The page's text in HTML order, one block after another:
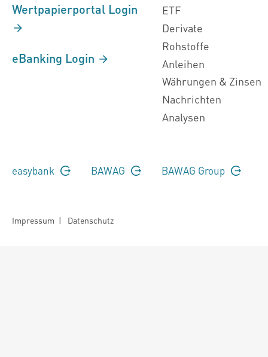
Wertpapierportal Login
eBanking Login
ETF
Derivate
Rohstoffe
Anleihen
Währungen & Zinsen
Nachrichten
Analysen
easybank BAWAG BAWAG Group
Impressum | Datenschutz